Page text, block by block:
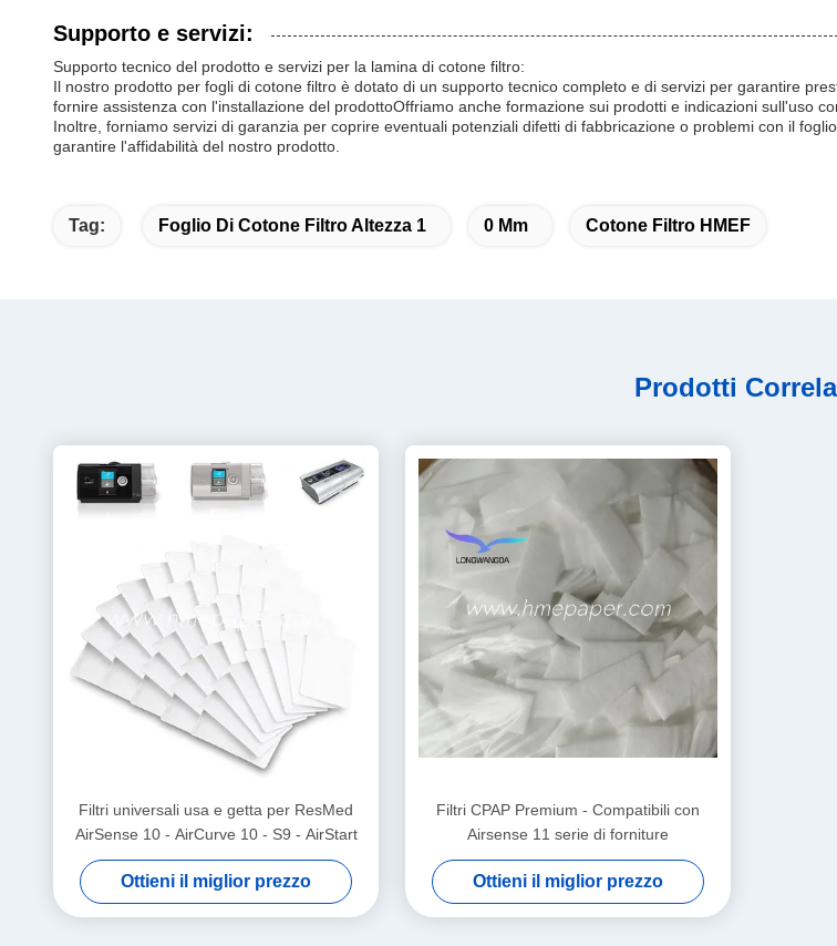
Supporto e servizi:
Supporto tecnico del prodotto e servizi per la lamina di cotone filtro:
Il nostro prodotto per fogli di cotone filtro è dotato di un supporto tecnico completo e di servizi per garantire
fornire assistenza con l'installazione del prodottoOffriamo anche formazione sui prodotti e indicazioni sull'uso
Inoltre, forniamo servizi di garanzia per coprire eventuali potenziali difetti di fabbricazione o problemi con il
garantire l'affidabilità del nostro prodotto.
Tag: Foglio Di Cotone Filtro Altezza 1 0 Mm Cotone Filtro HMEF
Prodotti
Filtri universali usa e getta per ResMed
AirSense 10 - AirCurve 10 - S9 - AirStart
Ottieni il miglior prezzo
Filtri CPAP Premium - Compatibili con
Airsense 11 serie di forniture
Ottieni il miglior prezzo